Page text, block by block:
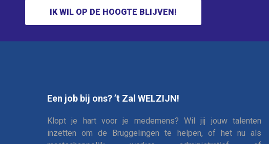
IK WIL OP DE HOOGTE BLIJVEN!
Een job bij ons? ’t Zal WELZIJN!
Klopt je hart voor je medemens? Wil jij jouw talenten
inzetten om de Bruggelingen te helpen, of het nu als